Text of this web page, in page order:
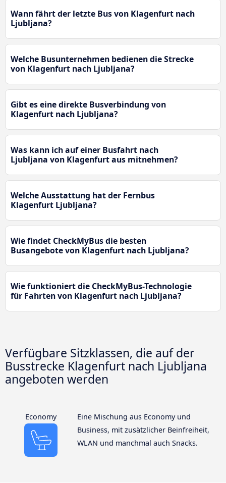
Wann fährt der letzte Bus von Klagenfurt nach
Ljubljana?
Welche Busunternehmen bedienen die Strecke
von Klagenfurt nach Ljubljana?
Gibt es eine direkte Busverbindung von
Klagenfurt nach Ljubljana?
Was kann ich auf einer Busfahrt nach
Ljubljana von Klagenfurt aus mitnehmen?
Welche Ausstattung hat der Fernbus
Klagenfurt Ljubljana?
Wie findet CheckMyBus die besten
Busangebote von Klagenfurt nach Ljubljana?
Wie funktioniert die CheckMyBus-Technologie
für Fahrten von Klagenfurt nach Ljubljana?
Verfügbare Sitzklassen, die auf der
Busstrecke Klagenfurt nach Ljubljana
angeboten werden
Economy
Eine Mischung aus Economy und
Business, mit zusätzlicher Beinfreiheit,
WLAN und manchmal auch Snacks.